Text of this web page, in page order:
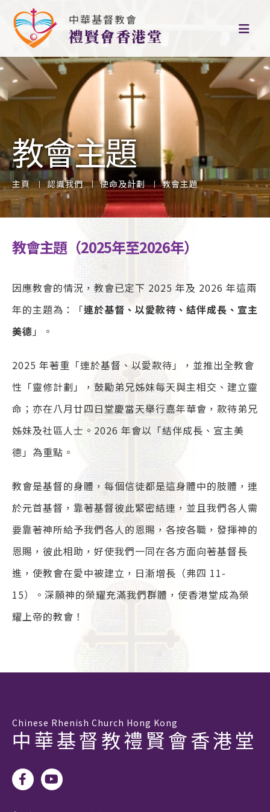
中華基督教會
禮賢會香港堂
教會主題
主頁 認識我們 使命及計劃 教會主題
教會主題（2025年至2026年）
因應教會的情況，教會已定下 2025 年及 2026 年這兩
年的主題為：「連於基督、以愛款待、結伴成長、宣主
美德 」。
2025 年著重「連於基督、以愛款待」，並推出全教會
性「靈修計劃」，鼓勵弟兄姊妹每天與主相交、建立靈
命；亦在八月廿四日堂慶當天舉行嘉年華會，款待弟兄
姊妹及社區人士。2026 年會以「結伴成長、宣主美
德」為重點。
教會是基督的身體，每個信徒都是這身體中的肢體，連
於元首基督，靠著基督彼此緊密結連，並且我們各人需
要靠著神所給予我們各人的恩賜，各按各職，發揮神的
恩賜，彼此相助，好使我們一同在各方面向著基督長
進，使教會在愛中被建立，日漸增長（弗四 11-
15）。深願神的榮耀充滿我們群體，使香港堂成為榮
耀上帝的教會！
Chinese Rhenish Church Hong Kong
中華基督教禮賢會香港堂